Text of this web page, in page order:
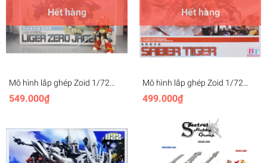
Hết hàng
Mô hình lắp ghép Zoid 1/72
Liger Zero Jager - BT model
549.000₫
Hết hàng
Mô hình lắp ghép Zoid 1/72
Saber Tiger - BT model
499.000₫